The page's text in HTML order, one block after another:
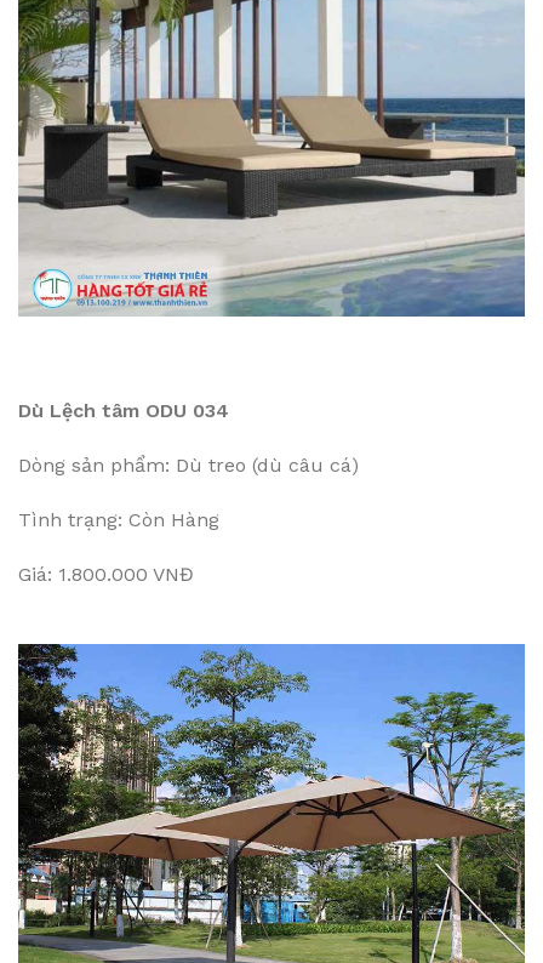
Dù Lệch tâm ODU 034
Dòng sản phẩm: Dù treo (dù câu cá)
Tình trạng: Còn Hàng
Giá: 1.800.000 VNĐ